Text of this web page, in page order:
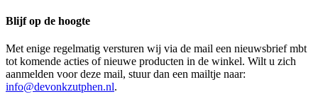
Blijf op de hoogte
Met enige regelmatig versturen wij via de mail een nieuwsbrief mbt
tot komende acties of nieuwe producten in de winkel. Wilt u zich
aanmelden voor deze mail, stuur dan een mailtje naar:
info@devonkzutphen.nl.